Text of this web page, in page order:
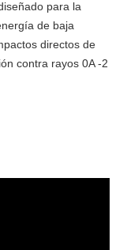
para la
de baja
directos de
contra rayos 0A -2